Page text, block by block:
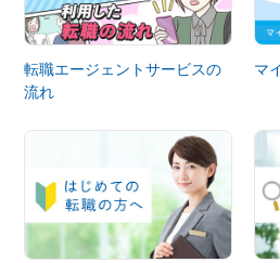
転職エージェントサービスの
流れ
マ